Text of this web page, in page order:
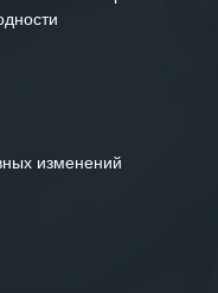
изменений